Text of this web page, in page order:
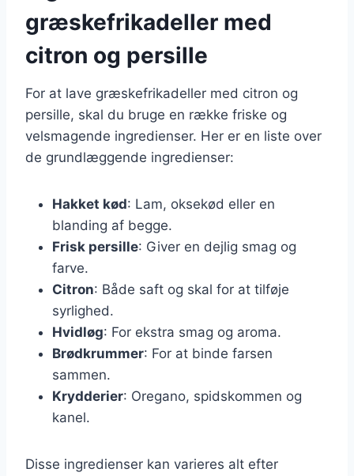
græskefrikadeller med
citron og persille
For at lave græskefrikadeller med citron og
persille, skal du bruge en række friske og
velsmagende ingredienser. Her er en liste over
de grundlæggende ingredienser:
Hakket kød: Lam, oksekød eller en
blanding af begge.
Frisk persille: Giver en dejlig smag og
farve.
Citron: Både saft og skal for at tilføje
syrlighed.
Hvidløg: For ekstra smag og aroma.
Brødkrummer: For at binde farsen
sammen.
Krydderier: Oregano, spidskommen og
kanel.
Disse ingredienser kan varieres alt efter